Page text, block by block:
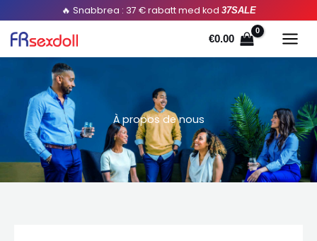
innehållet
🔥 Snabbrea : 37 € rabatt med kod 37SALE
€0.00
À propos de nous